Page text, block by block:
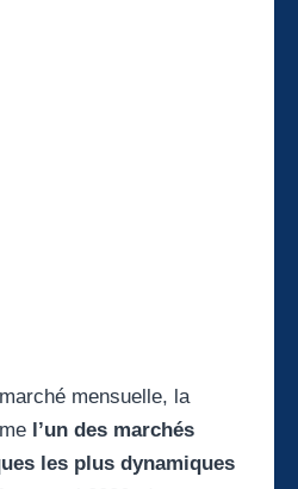
mensuelle, la
l’un des marchés
les plus dynamiques